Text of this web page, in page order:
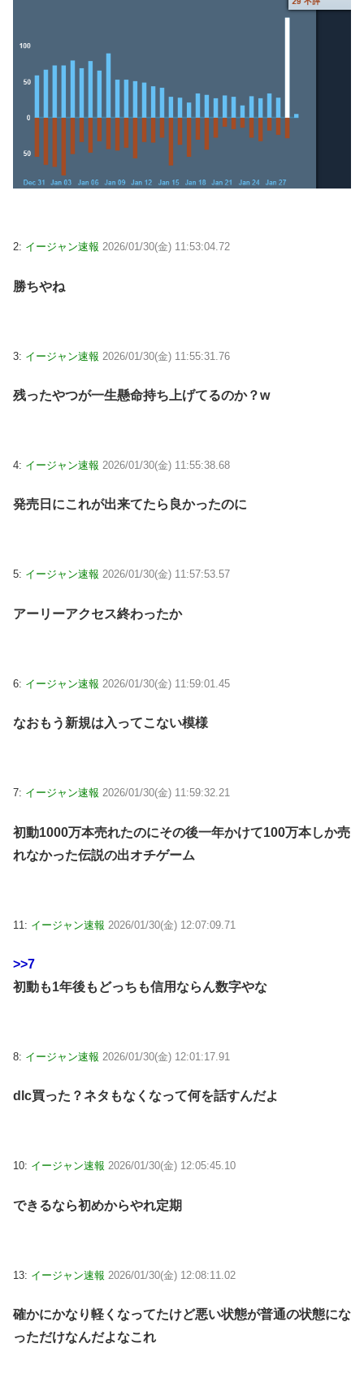
2: イージャン速報 2026/01/30(金) 11:53:04.72
勝ちやね
3: イージャン速報 2026/01/30(金) 11:55:31.76
残ったやつが一生懸命持ち上げてるのか？w
4: イージャン速報 2026/01/30(金) 11:55:38.68
発売日にこれが出来てたら良かったのに
5: イージャン速報 2026/01/30(金) 11:57:53.57
アーリーアクセス終わったか
6: イージャン速報 2026/01/30(金) 11:59:01.45
なおもう新規は入ってこない模様
7: イージャン速報 2026/01/30(金) 11:59:32.21
初動1000万本売れたのにその後一年かけて100万本しか売
れなかった伝説の出オチゲーム
11: イージャン速報 2026/01/30(金) 12:07:09.71
>>7
初動も1年後もどっちも信用ならん数字やな
8: イージャン速報 2026/01/30(金) 12:01:17.91
dlc買った？ネタもなくなって何を話すんだよ
10: イージャン速報 2026/01/30(金) 12:05:45.10
できるなら初めからやれ定期
13: イージャン速報 2026/01/30(金) 12:08:11.02
確かにかなり軽くなってたけど悪い状態が普通の状態にな
っただけなんだよなこれ